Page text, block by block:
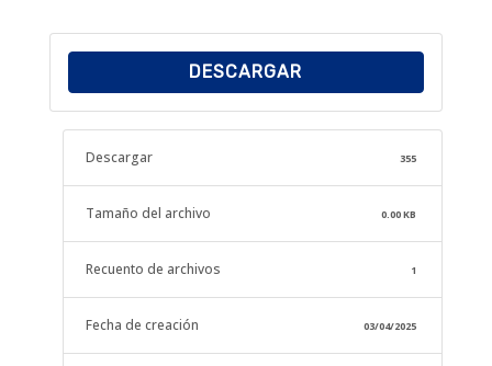
DESCARGAR
Descargar 355
Tamaño del archivo 0.00 KB
Recuento de archivos 1
Fecha de creación 03/04/2025